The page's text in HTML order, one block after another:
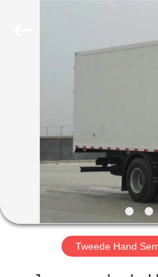
PRODUCTEN
ONGEVEER
ONS
FABRIEKSREIS
Tweede Hand